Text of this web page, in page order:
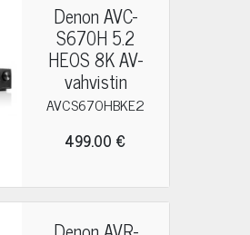
Denon AVC-
S670H 5.2
HEOS 8K AV-
vahvistin
AVCS670HBKE2
499.00 €